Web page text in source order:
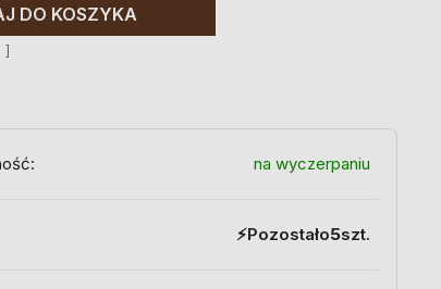
DO KOSZYKA
]
na wyczerpaniu
Pozostało5szt.